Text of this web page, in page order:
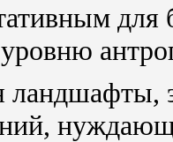
для
ландшафты,